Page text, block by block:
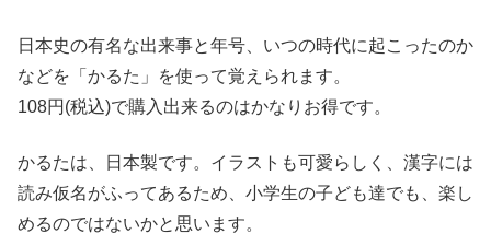
日本史の有名な出来事と年号、いつの時代に起こったのか
などを「かるた」を使って覚えられます。
108円(税込)で購入出来るのはかなりお得です。
かるたは、日本製です。イラストも可愛らしく、漢字には
読み仮名がふってあるため、小学生の子ども達でも、楽し
めるのではないかと思います。